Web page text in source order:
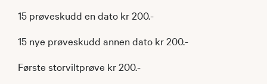
15 prøveskudd en dato kr 200.-
15 nye prøveskudd annen dato kr 200.-
Første storviltprøve kr 200.-